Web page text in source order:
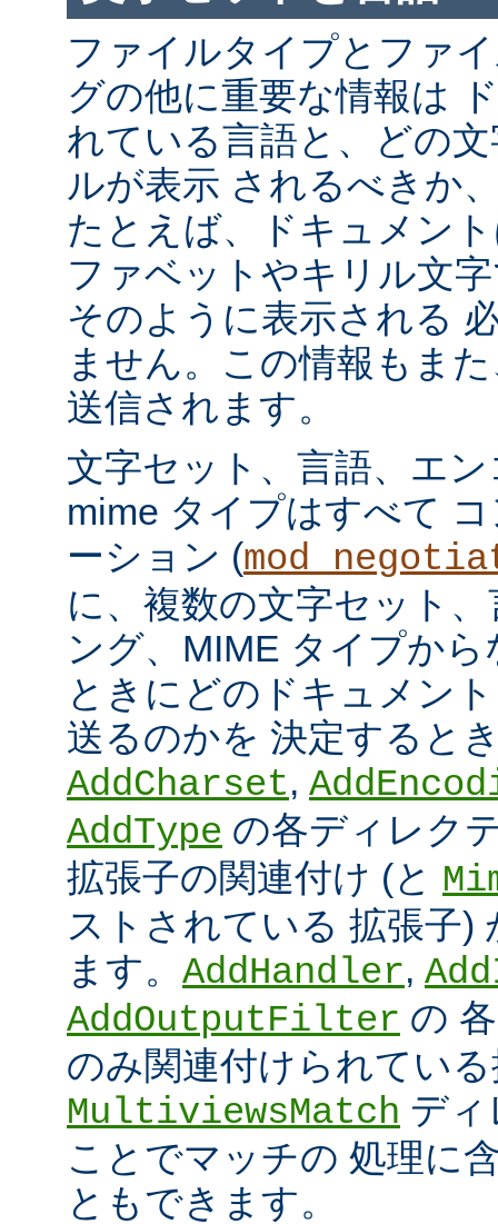
ファイルタイプとファ
グの他に重要な情報は
れている言語と、どの
ルが表示 されるべきか
たとえば、ドキュメン
ファベットやキリル文
そのように表示される
ません。この情報もま
送信されます。
文字セット、言語、エ
mime タイプはすべて
ーション (
に、複数の文字セット
ング、MIME タイプか
ときにどのドキュメン
送るのかを 決定すると
AddCharset,
AddType の各ディレク
拡張子の関連付け (と
ストされている 拡張子)
ます。 AddHandler,
AddOutputFilter の
のみ関連付けられてい
MultiviewsMatch デ
ことでマッチの 処理に
ともできます。